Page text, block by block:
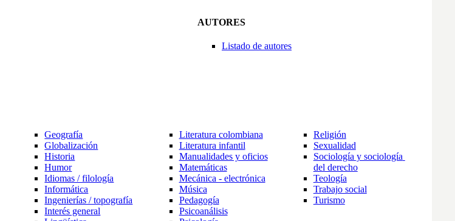
AUTORES
Listado de autores
Geografía
Globalización
Historia
Humor
Idiomas / filología
Informática
Ingenierías / topografía
Interés general
Literatura colombiana
Literatura infantil
Manualidades y oficios
Matemáticas
Mecánica - electrónica
Música
Pedagogía
Psicoanálisis
Religión
Sexualidad
Sociología y sociología
del derecho
Teología
Trabajo social
Turismo